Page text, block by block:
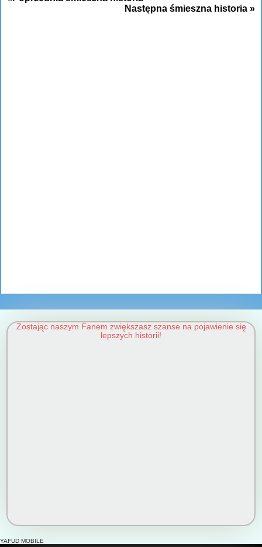
Następna śmieszna historia »
Zostając naszym Fanem zwiększasz szanse na pojawienie się
lepszych historii!
YAFUD MOBILE